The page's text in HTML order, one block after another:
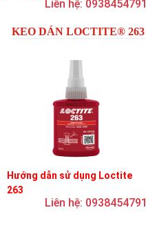
Liên hệ: 0938454791
KEO DÁN LOCTITE® 263
Hướng dẫn sử dụng Loctite
263
Liên hệ: 0938454791